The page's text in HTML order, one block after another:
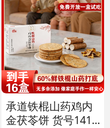
承道铁棍山药鸡内
金茯苓饼 货号1417